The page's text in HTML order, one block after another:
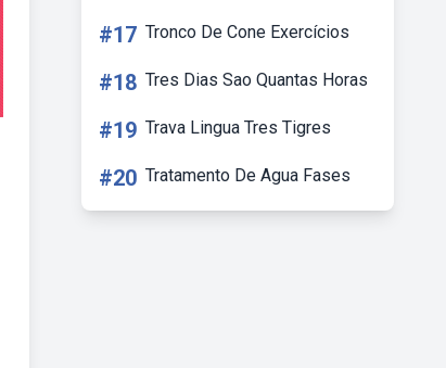
#17 Tronco De Cone Exercícios
#18 Tres Dias Sao Quantas Horas
#19 Trava Lingua Tres Tigres
#20 Tratamento De Agua Fases